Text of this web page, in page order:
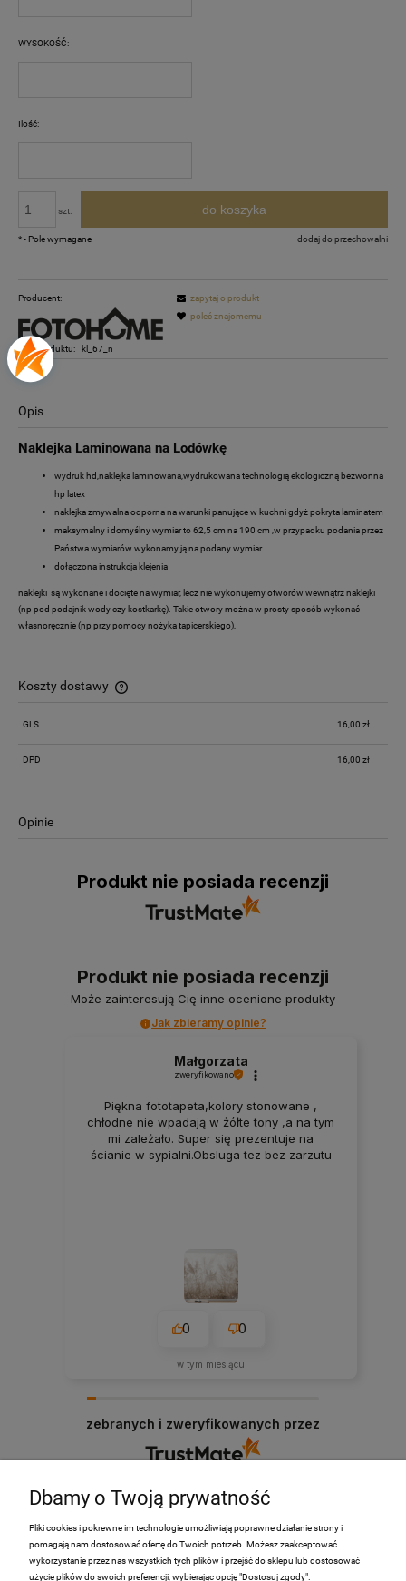
WYSOKOŚĆ:
Ilość:
szt. do koszyka
dodaj do przechowalni
*- Pole wymagane
Producent:
Kod produktu: kl_67_n
zapytaj o produkt
poleć znajomemu
Opis
Naklejka Laminowana na Lodówkę
wydruk hd,naklejka laminowana,wydrukowana technologią ekologiczną bezwonna
hp latex
naklejka zmywalna odporna na warunki panujące w kuchni gdyż pokryta laminatem
maksymalny i domyślny wymiar to 62,5 cm na 190 cm ,w przypadku podania przez
Państwa wymiarów wykonamy ją na podany wymiar
dołączona instrukcja klejenia
naklejki są wykonane i docięte na wymiar, lecz nie wykonujemy otworów wewnątrz naklejki
(np pod podajnik wody czy kostkarkę). Takie otwory można w prosty sposób wykonać
własnoręcznie (np przy pomocy nożyka tapicerskiego),
Koszty dostawy
Cena nie zawiera ewentualnych kosztów płatności
GLS 16,00 zł
DPD 16,00 zł
Opinie
Produkt nie posiada recenzji
Produkt nie posiada recenzji
Może zainteresują Cię inne ocenione produkty
Jak zbieramy opinie?
Małgorzata
zweryfikowano
Piękna fototapeta,kolory stonowane ,
chłodne nie wpadają w żółte tony ,a na tym
mi zależało. Super się prezentuje na
ścianie w sypialni.Obsluga tez bez zarzutu
0 0
w tym miesiącu
zebranych i zweryfikowanych przez
PRODUKTY
Dbamy o Twoją prywatność
Pliki cookies i pokrewne im technologie umożliwiają poprawne działanie strony i
pomagają nam dostosować ofertę do Twoich potrzeb. Możesz zaakceptować
wykorzystanie przez nas wszystkich tych plików i przejść do sklepu lub dostosować
użycie plików do swoich preferencji, wybierając opcję "Dostosuj zgody".